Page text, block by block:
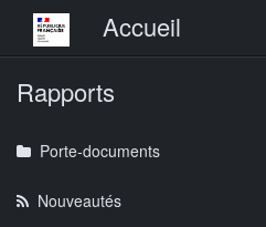
Menu principalAccueil
Rapports
Porte-documents
Nouveautés